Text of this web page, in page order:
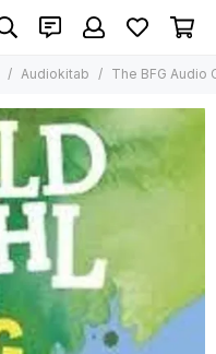
Audiokitab The BFG Audio